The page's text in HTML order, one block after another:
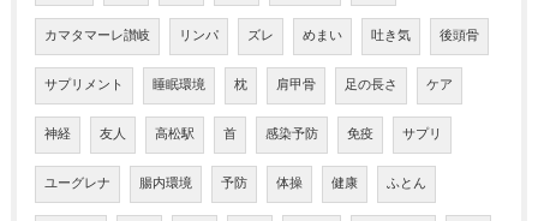
カマタマーレ讃岐 リンパ ズレ めまい 吐き気 後頭骨
サプリメント 睡眠環境 枕 肩甲骨 足の長さ ケア
神経 友人 高松駅 首 感染予防 免疫 サプリ
ユーグレナ 腸内環境 予防 体操 健康 ふとん